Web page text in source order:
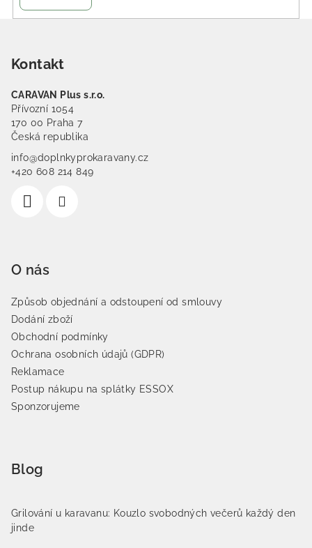
Kontakt
CARAVAN Plus s.r.o.
Přívozní 1054
170 00 Praha 7
Česká republika
info@doplnkyprokaravany.cz
+420 608 214 849
O nás
Způsob objednání a odstoupení od smlouvy
Dodání zboží
Obchodní podmínky
Ochrana osobních údajů (GDPR)
Reklamace
Postup nákupu na splátky ESSOX
Sponzorujeme
Blog
Grilování u karavanu: Kouzlo svobodných večerů každý den
jinde